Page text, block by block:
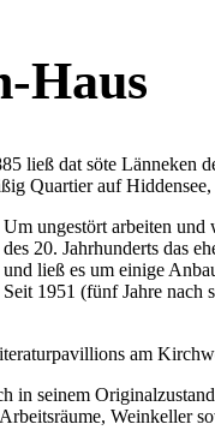
Haus
ließ dat söte Länneken
Quartier auf
Um ungestört arbeiten und
des 20. Jahrhunderts das
und ließ es um einige
Seit 1951 (fünf Jahre nach
am
in seinem
Weinkeller